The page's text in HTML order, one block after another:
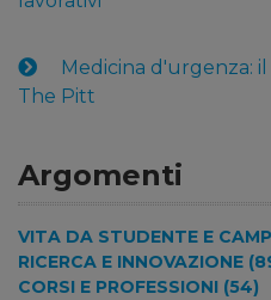
Medicina d'urgenza:
The Pitt
Argomenti
VITA DA STUDENTE E
RICERCA E INNOVAZIONE
CORSI E PROFESSIONI (54)